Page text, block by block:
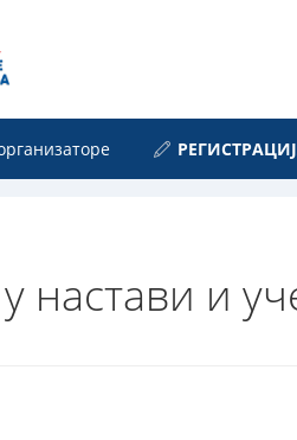
настави и